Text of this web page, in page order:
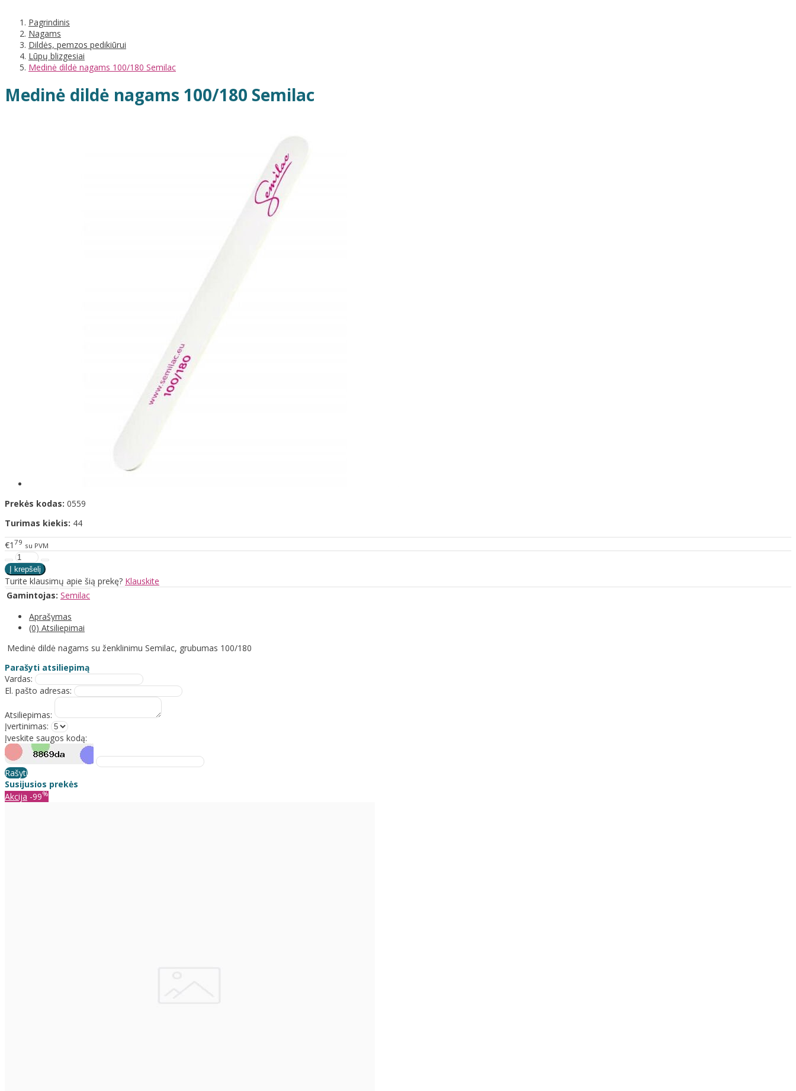
Pagrindinis
Nagams
Dildės, pemzos pedikiūrui
Lūpų blizgesiai
Medinė dildė nagams 100/180 Semilac
Medinė dildė nagams 100/180 Semilac
Prekės kodas: 0559
Turimas kiekis: 44
€1 79 su PVM
Turite klausimų apie šią prekę? Klauskite
Gamintojas: Semilac
Aprašymas
(0) Atsiliepimai
Medinė dildė nagams su ženklinimu Semilac, grubumas 100/180
Parašyti atsiliepimą
Vardas:
El. pašto adresas:
Atsiliepimas:
Įvertinimas:
Įveskite saugos kodą:
Rašyti
Susijusios prekės
Akcija -99%